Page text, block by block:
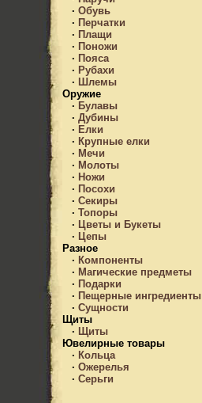
· Обувь
· Перчатки
· Плащи
· Поножи
· Пояса
· Рубахи
· Шлемы
Оружие
· Булавы
· Дубины
· Елки
· Крупные елки
· Мечи
· Молоты
· Ножи
· Посохи
· Секиры
· Топоры
· Цветы и Букеты
· Цепы
Разное
· Компоненты
· Магические предметы
· Подарки
· Пещерные ингредиенты
· Сущности
Щиты
· Щиты
Ювелирные товары
· Кольца
· Ожерелья
· Серьги